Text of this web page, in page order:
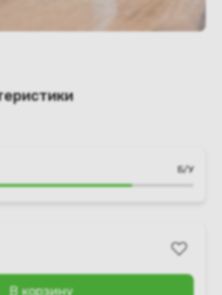
Б/У
В корзину